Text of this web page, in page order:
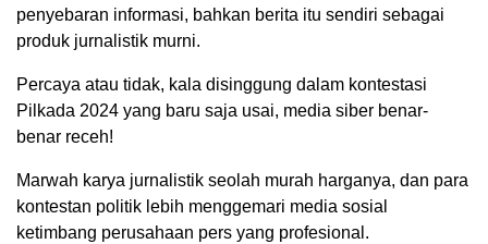
penyebaran informasi, bahkan berita itu sendiri sebagai
produk jurnalistik murni.
Percaya atau tidak, kala disinggung dalam kontestasi
Pilkada 2024 yang baru saja usai, media siber benar-
benar receh!
Marwah karya jurnalistik seolah murah harganya, dan para
kontestan politik lebih menggemari media sosial
ketimbang perusahaan pers yang profesional.